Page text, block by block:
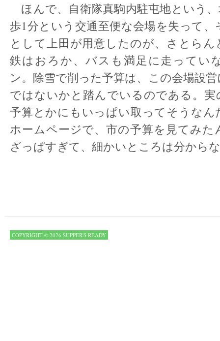
ほんで、自衛隊真駒内駐屯地という
歩1分という交通至便な会場を失って
として上田が用意したのが、さとら
鉄はおろか、バスも満足に走ってい
ン。除雪で削った予算は、この会場設
ではないかと踏んでいるのである。実
予算とかにもいっぱい取ってそうなん
ホームページで、市の予算を見てみた
ざっぱすぎて、細かいところは分から
COPYRIGHT © 2026 SUPPER'S READY